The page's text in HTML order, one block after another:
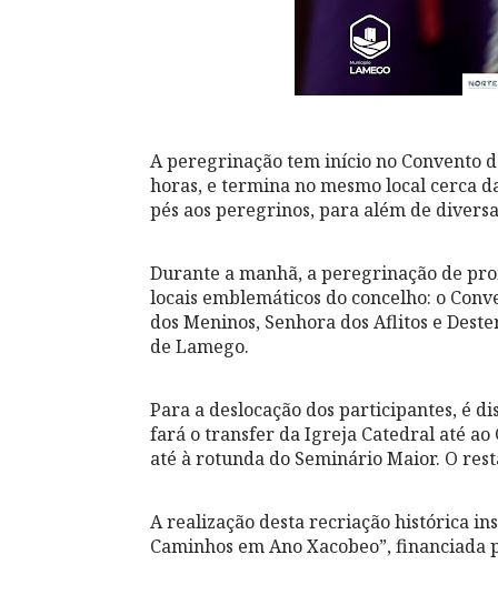
A peregrinação tem início no Convento
horas, e termina no mesmo local cerca
pés aos peregrinos, para além de
Durante a manhã, a peregrinação de
locais emblemáticos do concelho: o
dos Meninos, Senhora dos Aflitos e
de Lamego.
Para a deslocação dos participantes, é
fará o transfer da Igreja Catedral até ao
até à rotunda do Seminário Maior. O
A realização desta recriação histórica
Caminhos em Ano Xacobeo”, financiada